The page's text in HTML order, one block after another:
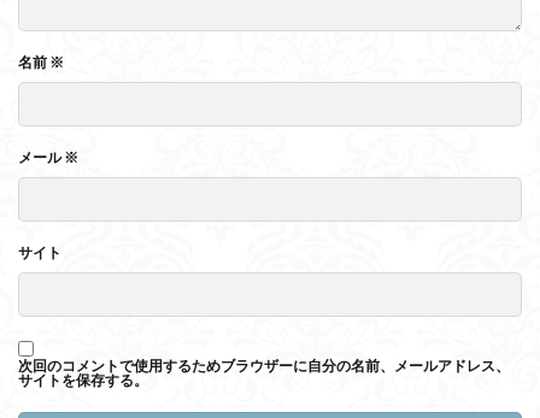
名前 ※
メール※
サイト
次回のコメントで使用するためブラウザーに自分の名前、メールアドレス、
サイトを保存する。